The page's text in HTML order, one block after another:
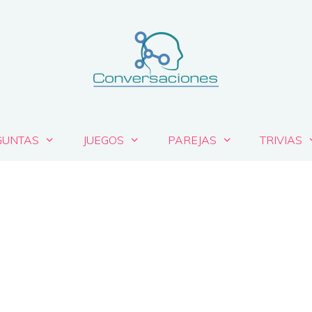
JUEGOS PAREJAS TRIVIAS